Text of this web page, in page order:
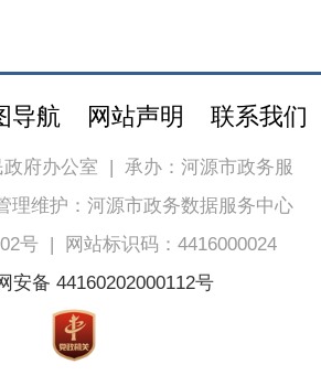
导航 网站声明 联系我们
府办公室 | 承办：河源市政务服
理维护：河源市政务数据服务中心
号|
网站标识码：4416000024
安备 44160202000112号